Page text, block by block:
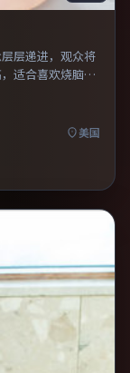
层递进，观众将
适合喜欢烧脑与
完。
美国